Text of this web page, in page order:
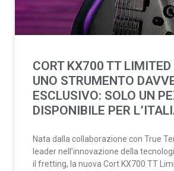
CORT KX700 TT LIMITED
UNO STRUMENTO
ESCLUSIVO: SOLO UN
DISPONIBILE PER
Nata dalla collaborazione con True
leader nell’innovazione della
il fretting, la nuova Cort KX700 TT